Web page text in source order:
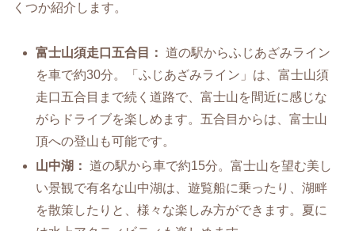
くつか紹介します。
富士山須走口五合目： 道の駅からふじあざみライン
を車で約30分。「ふじあざみライン」は、富士山須
走口五合目まで続く道路で、富士山を間近に感じな
がらドライブを楽しめます。五合目からは、富士山
頂への登山も可能です。
山中湖： 道の駅から車で約15分。富士山を望む美し
い景観で有名な山中湖は、遊覧船に乗ったり、湖畔
を散策したりと、様々な楽しみ方ができます。夏に